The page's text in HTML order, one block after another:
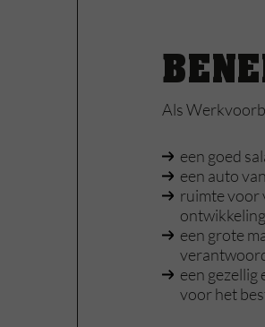
Als
een goed
een auto
ruimte voor
een grote
een gezellig
voor het